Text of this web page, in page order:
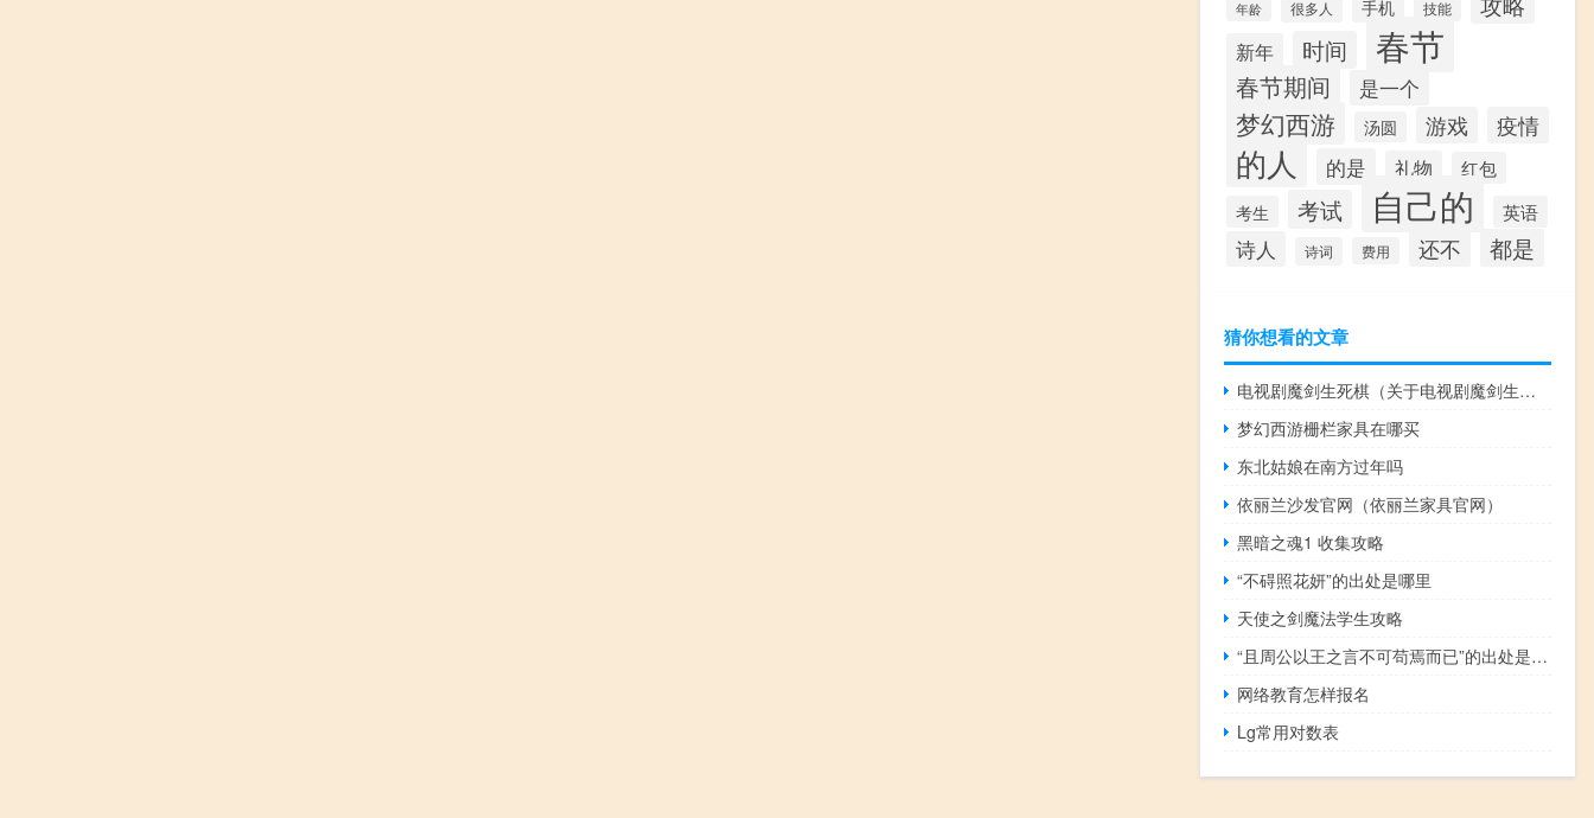
年龄 很多人 手机 技能
新年 时间 春节
春节期间 是一个
梦幻西游 汤圆 游戏 疫情
的人 的是 礼物
红包
考生
考试 自己的 英语
诗人 诗词 费用 还不 都是
猜你想看的文章
电视剧魔剑生死棋（关于电视剧魔剑生死棋的介绍）
梦幻西游栅栏家具在哪买
东北姑娘在南方过年吗
依丽兰沙发官网（依丽兰家具官网）
黑暗之魂1 收集攻略
“不碍照花妍”的出处是哪里
天使之剑魔法学生攻略
“且周公以王之言不可苟焉而已”的出处是哪里
网络教育怎样报名
Lg常用对数表